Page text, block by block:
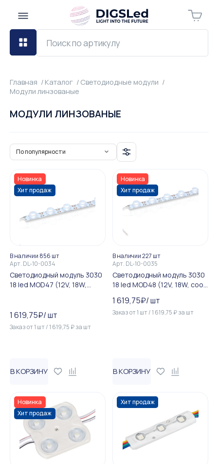
Главная Каталог
Светодиодные модули
Модули линзованые
МОДУЛИ ЛИНЗОВАНЫЕ
По популярности
Новинка
Хит продаж
В наличии 856 шт
Арт. DL-10-0034
Светодиодный модуль 3030
18 led MOD47 (12V, 18W,
1 619,75₽/шт
Заказ от1 шт/1 619,75 ₽за шт
В КОРЗИНУ
Новинка
Хит продаж
В наличии 227 шт
Арт. DL-10-0035
Светодиодный модуль 3030
18 led MOD48 (12V, 18W, cool
1 619,75₽/шт
Заказ от1 шт/1 619,75 ₽за шт
В КОРЗИНУ
Новинка
Хит продаж
Хит продаж